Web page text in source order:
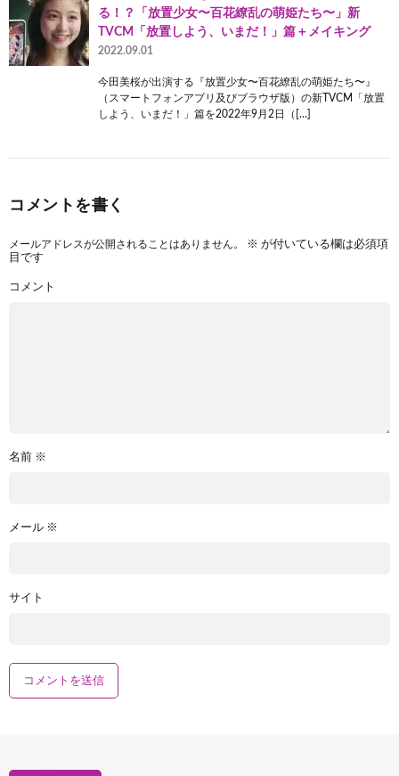
る！？「放置少女〜百花繚乱の萌姫たち〜」新
TVCM「放置しよう、いまだ！」篇＋メイキング
2022.09.01
今田美桜が出演する『放置少女〜百花繚乱の萌姫たち〜』
（スマートフォンアプリ及びブラウザ版）の新TVCM「放置
しよう、いまだ！」篇を2022年9月2日（[…]
コメントを書く
メールアドレスが公開されることはありません。 ※ が付いている欄は必須項
目です
コメント
名前 ※
メール ※
サイト